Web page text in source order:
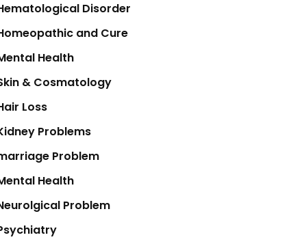
Disorder
and Cure
Health
& Cosmatology
Loss
Problems
Problem
Health
Problem